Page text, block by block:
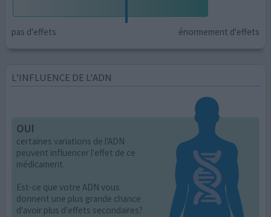
pas d'effets énormement d'effets
L’INFLUENCE DE L'ADN
OUI
certaines variations de l'ADN
peuvent influencer l'effet de ce
médicament.
Est-ce que votre ADN vous
donnent une plus grande chance
d'avoir plus d'effets secondaires?